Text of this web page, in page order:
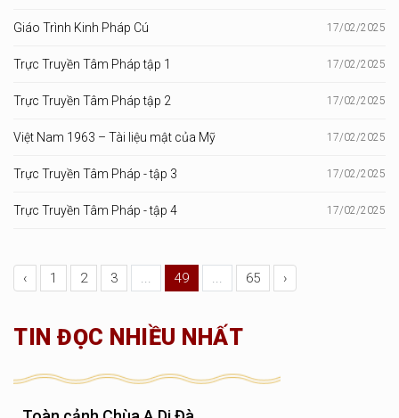
Giáo Trình Kinh Pháp Cú 17/02/2025
Trực Truyền Tâm Pháp tập 1 17/02/2025
Trực Truyền Tâm Pháp tập 2 17/02/2025
Việt Nam 1963 – Tài liệu mật của Mỹ 17/02/2025
Trực Truyền Tâm Pháp - tập 3 17/02/2025
Trực Truyền Tâm Pháp - tập 4 17/02/2025
‹ 1 2 3 ... 49 ... 65 ›
TIN ĐỌC NHIỀU NHẤT